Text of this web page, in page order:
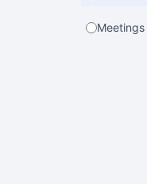
Meetings